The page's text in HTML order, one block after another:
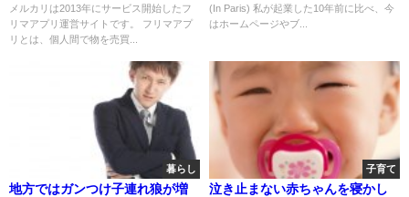
メルカリは2013年にサービス開始したフ
リマアプリ運営サイトです。 フリマアプ
リとは、個人間で物を売買...
(In Paris) 私が起業した10年前に比べ、今
はホームページやブ...
暮らし
地方ではガンつけ子連れ狼が増
子育て
泣き止まない赤ちゃんを寝かし